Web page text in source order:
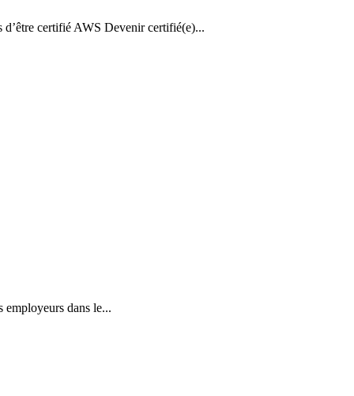
d’être certifié AWS Devenir certifié(e)...
dans le...